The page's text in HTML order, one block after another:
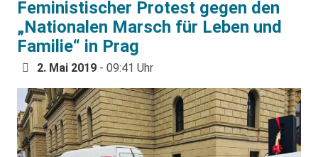
Feministischer Protest gegen den
„Nationalen Marsch für Leben und
Familie“ in Prag
2. Mai 2019 - 09:41 Uhr